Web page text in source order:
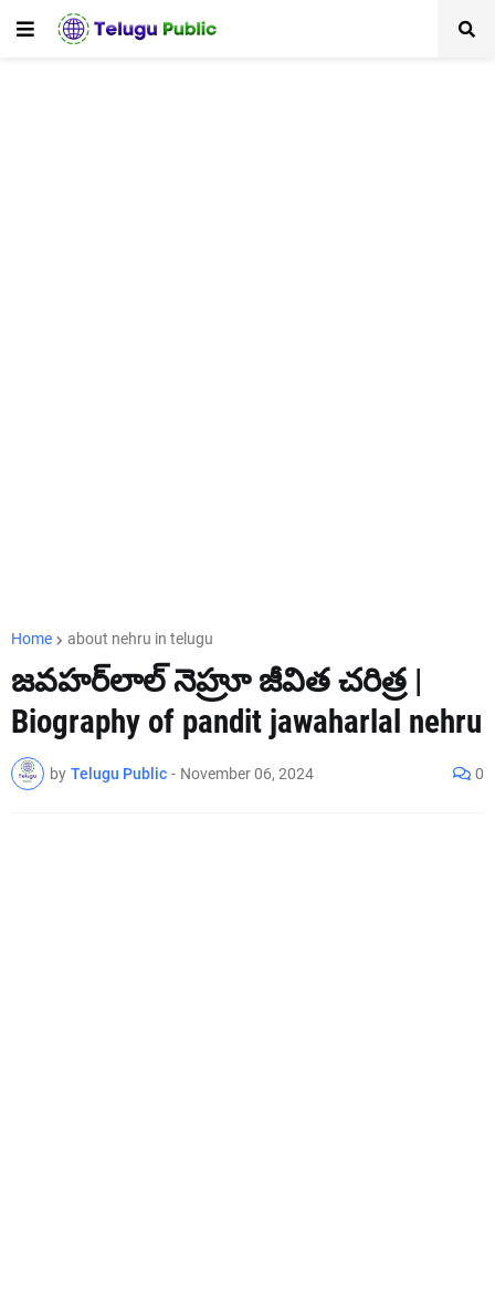
Home about nehru in telugu
జవహర్‌లాల్ నెహ్రూ జీవిత చరిత్ర |
Biography of pandit jawaharlal nehru
by Telugu Public - November 06, 2024 0